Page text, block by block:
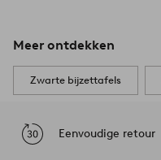
Meer ontdekken
Zwarte bijzettafels
Eenvoudige retour